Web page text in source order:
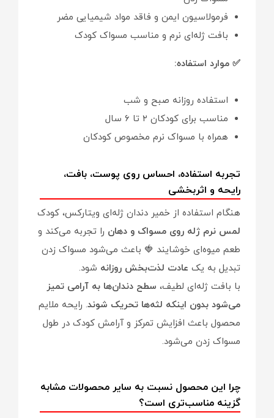
فرمولاسیون ایمن و فاقد مواد شیمیایی مضر
بافت ژله‌ای نرم و مناسب مسواک کودک
✅ موارد استفاده:
استفاده روزانه صبح و شب
مناسب برای کودکان ۲ تا ۶ سال
همراه با مسواک نرم مخصوص کودکان
تجربه استفاده، احساس روی پوست، بافت،
رایحه و اثربخشی
هنگام استفاده از خمیر دندان ژله‌ای ویتارکس، کودک
لمس نرم ژله روی مسواک و دهان را تجربه می‌کند و
طعم میوه‌ای خوشایند 🍓 باعث می‌شود مسواک زدن
تبدیل به یک عادت لذت‌بخش روزانه شود.
با بافت ژله‌ای لطیف، سطح دندان‌ها به آرامی تمیز
می‌شود بدون اینکه لثه‌ها تحریک شوند. رایحه ملایم
محصول باعث افزایش تمرکز و آرامش کودک در طول
مسواک زدن می‌شود.
چرا این محصول نسبت به سایر محصولات مشابه
گزینه مناسب‌تری است؟